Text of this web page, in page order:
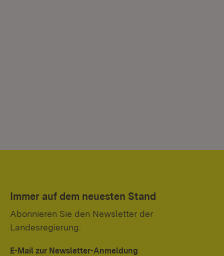
Immer auf dem neuesten Stand
Abonnieren Sie den Newsletter der
Landesregierung.
E-Mail zur Newsletter-Anmeldung